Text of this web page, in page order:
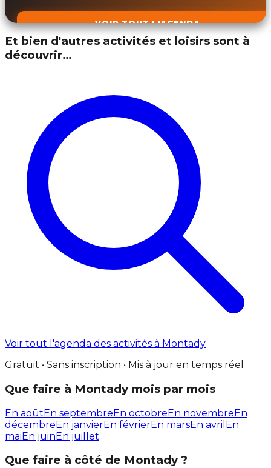
VOIR TOUT L'AGENDA
Et bien d'autres activités et loisirs sont à
découvrir…
Voir tout l'agenda des activités à Montady
Gratuit • Sans inscription • Mis à jour en temps réel
Que faire à Montady mois par mois
En aoûtEn septembreEn octobreEn novembreEn
décembreEn janvierEn févrierEn marsEn avril En
maiEn juinEn juillet
Que faire à côté de Montady ?